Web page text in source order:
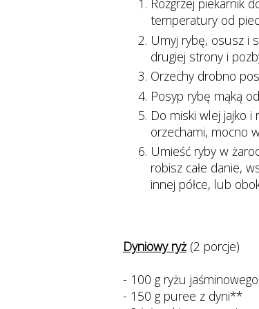
Rozgrzej piekarnik
temperatury od
Umyj rybę, osusz i
drugiej strony i
Orzechy drobno
Posyp rybę mąką
Do miski wlej jajko
orzechami, mocno
Umieść ryby w
robisz całe danie,
innej półce, lub
Dyniowy ryż(2 porcje)
- 100 g ryżu jaśminowego
- 150 g puree z dyni**